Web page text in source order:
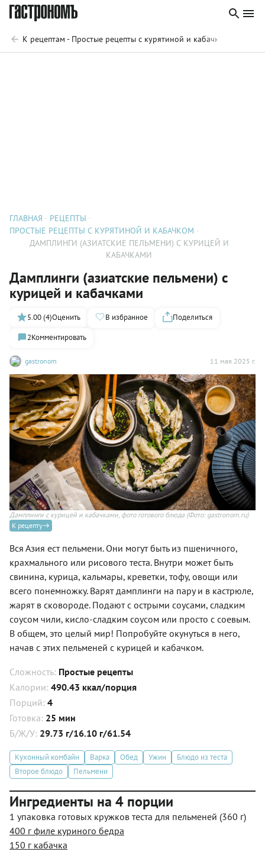
К рецептам - Простые рецепты с курятиной и кабачком
ГЛАВНАЯ
РЕЦЕПТЫ
ПРОСТЫЕ РЕЦЕПТЫ С КУРЯТИНОЙ И КАБАЧКОМ
ДАМПЛИНГИ (АЗИАТСКИЕ ПЕЛЬМЕНИ) С КУРИЦЕЙ И
КАБАЧКАМИ
Дамплинги (азиатские пельмени) с
курицей и кабачками
gastronom 11 мая 2025 г.
5.00 (4)Оценить В избранное
Поделиться
2Комментировать
Дамплинги с курицей и кабачками, фото готового блюда (Фото: gastronom.ru)
К рецепту
Вся Азия ест пельмени. Они могут быть из пшеничного,
крахмального или рисового теста. Внутри может быть
свинина, курица, кальмары, креветки, тофу, овощи или
всего понемножку. Варят дамплинги на пару и в кастрюле,
жарят в сковороде. Подают с острыми соусами, сладким
соусом чили, кисло-сладким соусом или просто с соевым.
В общем, это целый мир! Попробуйте окунуться в него,
начав с этих пельменей с курицей и кабачком.
Сложность: Простые рецепты
Калории: 490.43 ккал/порция
Порций: 4
Готовка: 25 мин
Б/Ж/У: 29.73 г/16.10 г/61.54
Кухонный комбайн Варка Обед Ужин
Блюдо из теста
Второе блюдо
Пельмени
Ингредиенты на 4 порции
1 упаковка готовых кружков теста для пельменей (360 г)
400 г филе куриного бедра
150 г кабачка